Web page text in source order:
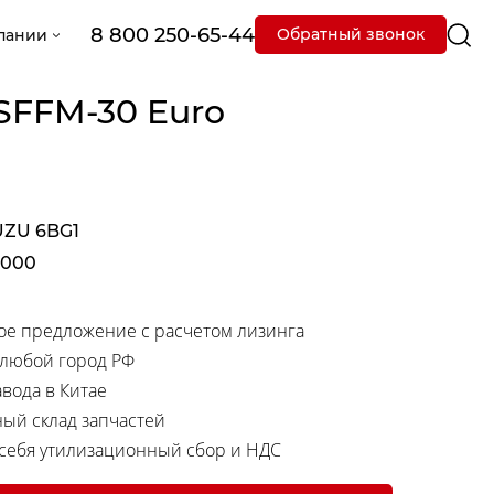
8 800 250-65-44 Обратный звонок
30 Euro
6BG1
предложение с расчетом лизинга
любой город РФ
в Китае
склад запчастей
утилизационный сбор и НДС